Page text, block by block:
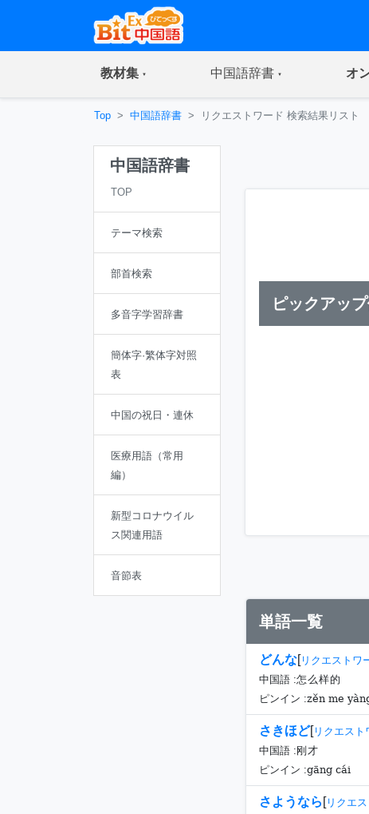
教材集(current) 中国語辞書(current) オ
Top 中国語辞書 リクエストワード 検索結果リスト
中国語辞書
TOP
テーマ検索
部首検索
多音字学習辞書
簡体字·繁体字対照
表
中国の祝日・連休
医療用語（常用
編）
新型コロナウイル
ス関連用語
音節表
ピックアッ
単語一覧
どんな[ リクエストワ
中国語 :怎么样的
ピンイン :zěn me
さきほど[ リクエスト
中国語 : 刚才
ピンイン :gāng cái
さようなら [ リクエ